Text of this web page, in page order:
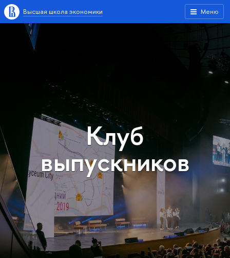
Меню
Высшая школа экономики
Клуб
выпускников